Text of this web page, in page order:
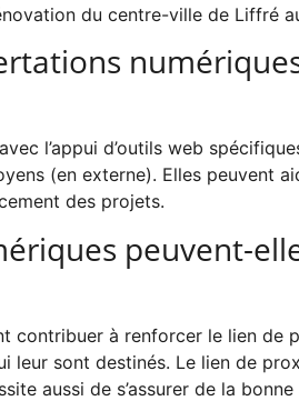
du centre-ville de Liffré
l’appui d’outils web
(en externe). Elles peuvent
des projets.
peuvent-
contribuer à renforcer le lien
sont destinés. Le lien de
aussi de s’assurer de la